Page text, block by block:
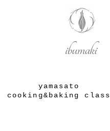
yamasato
cooking&baking class